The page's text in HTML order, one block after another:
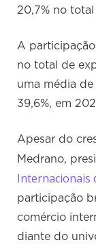
20,7% no total
A participação
no total de
uma média de
39,6%, em
Apesar do
Medrano,
Internacionais
participação
comércio
diante do